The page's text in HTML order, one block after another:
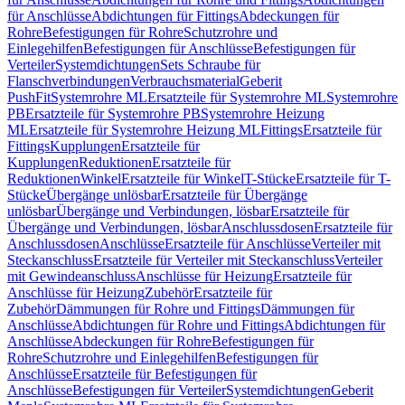
für AnschlüsseAbdichtungen für FittingsAbdeckungen für
RohreBefestigungen für RohreSchutzrohre und
EinlegehilfenBefestigungen für AnschlüsseBefestigungen für
VerteilerSystemdichtungenSets Schraube für
FlanschverbindungenVerbrauchsmaterialGeberit
PushFitSystemrohre MLErsatzteile für Systemrohre MLSystemrohre
PBErsatzteile für Systemrohre PBSystemrohre Heizung
MLErsatzteile für Systemrohre Heizung MLFittingsErsatzteile für
FittingsKupplungenErsatzteile für
KupplungenReduktionenErsatzteile für
ReduktionenWinkelErsatzteile für WinkelT-StückeErsatzteile für T-
StückeÜbergänge unlösbarErsatzteile für Übergänge
unlösbarÜbergänge und Verbindungen, lösbarErsatzteile für
Übergänge und Verbindungen, lösbarAnschlussdosenErsatzteile für
AnschlussdosenAnschlüsseErsatzteile für AnschlüsseVerteiler mit
SteckanschlussErsatzteile für Verteiler mit SteckanschlussVerteiler
mit GewindeanschlussAnschlüsse für HeizungErsatzteile für
Anschlüsse für HeizungZubehörErsatzteile für
ZubehörDämmungen für Rohre und FittingsDämmungen für
AnschlüsseAbdichtungen für Rohre und FittingsAbdichtungen für
AnschlüsseAbdeckungen für RohreBefestigungen für
RohreSchutzrohre und EinlegehilfenBefestigungen für
AnschlüsseErsatzteile für Befestigungen für
AnschlüsseBefestigungen für VerteilerSystemdichtungenGeberit